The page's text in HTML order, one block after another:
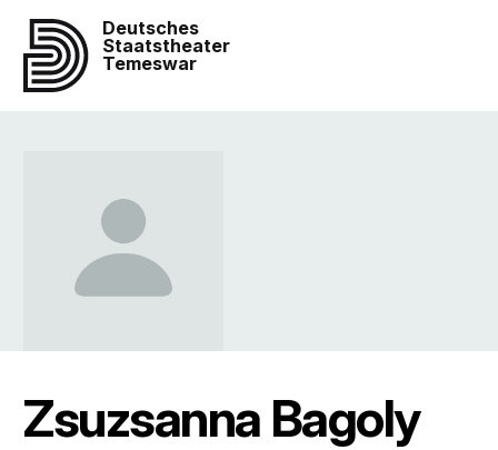
Deutsches
Staatstheater
Temeswar
Zsuzsanna Bagoly